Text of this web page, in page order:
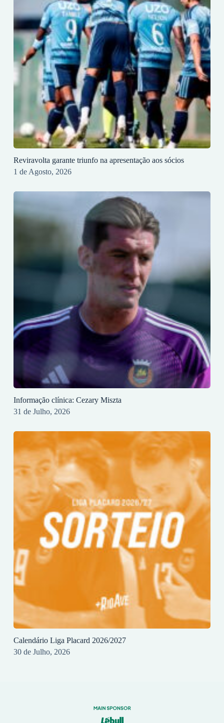
Reviravolta garante triunfo na apresentação aos sócios
1 de Agosto, 2026
Informação clínica: Cezary Miszta
31 de Julho, 2026
Calendário Liga Placard 2026/2027
30 de Julho, 2026